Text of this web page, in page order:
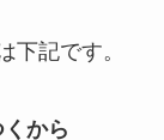
下記です。
から